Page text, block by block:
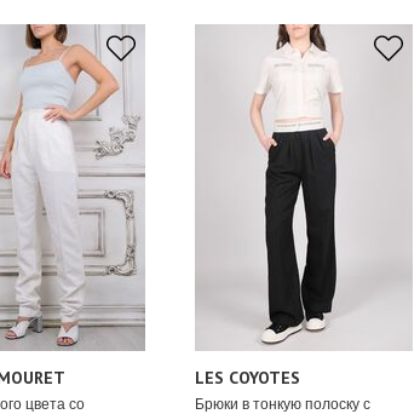
цвета со
LES COYOTES
Брюки в тонкую полоску с